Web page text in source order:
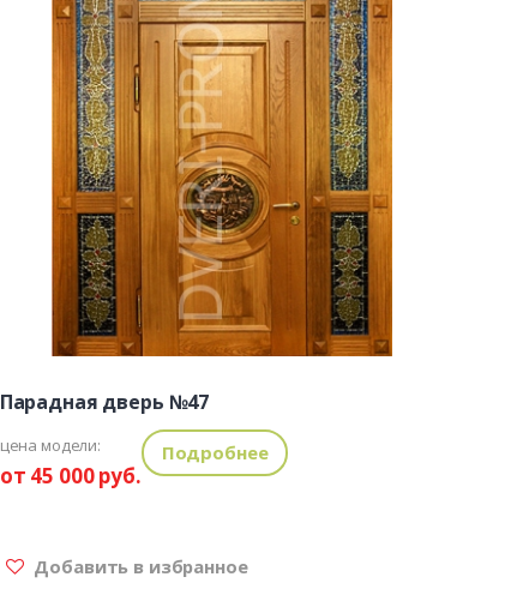
Парадная дверь №47
цена модели:
от 45 000 руб.
Подробнее
Добавить в избранное